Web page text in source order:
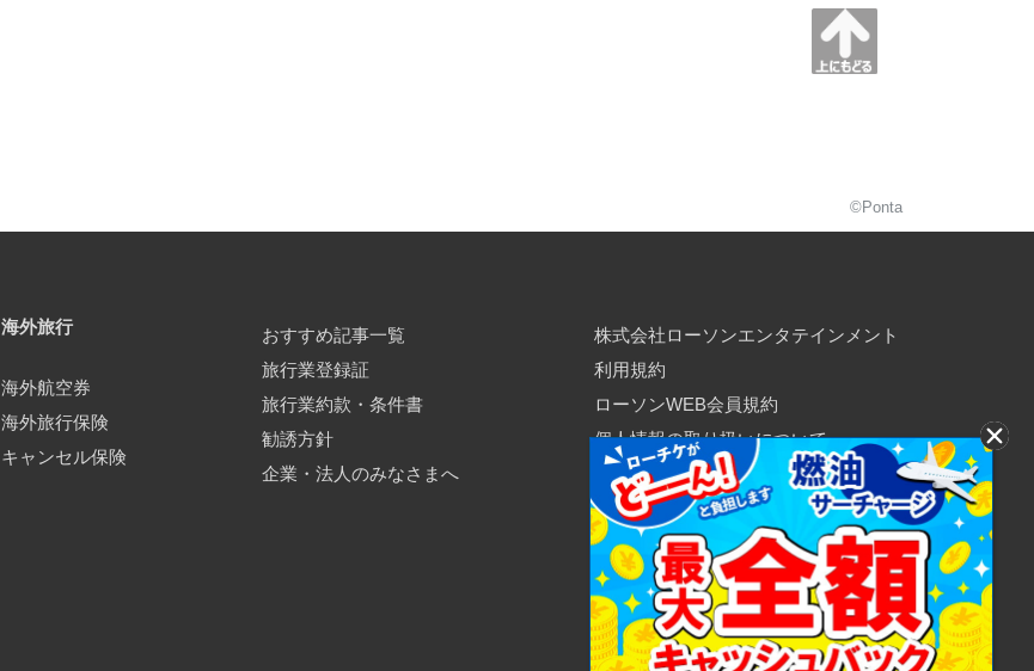
©Ponta
海外旅行
海外航空券
海外旅行保険
キャンセル保険
おすすめ記事一覧
旅行業登録証
旅行業約款・条件書
勧誘方針
企業・法人のみなさまへ
株式会社ローソンエンタテインメント
利用規約
ローソンWEB会員規約
個人情報の取り扱いについて
個人情報保護方針